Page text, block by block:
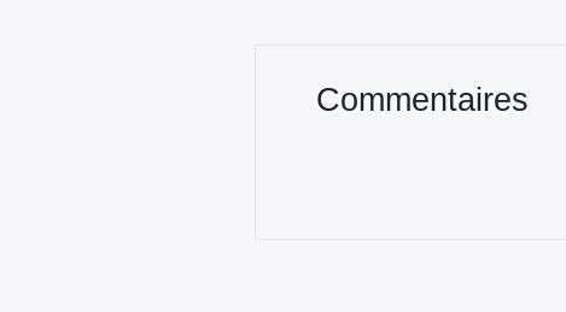
Commentaires